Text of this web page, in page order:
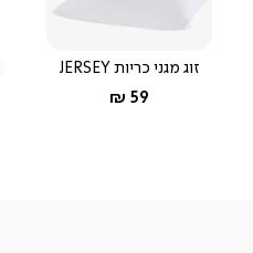
זוג מגני כריות JERSEY
החל מ-
59 ₪